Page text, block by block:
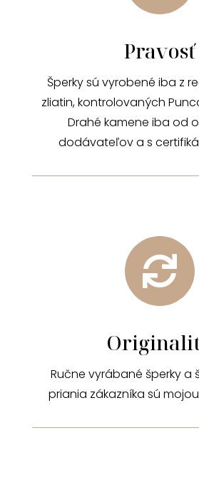
Pravosť
Šperky sú vyrobené iba z
zliatin, kontrolovaných
Drahé kamene iba od
dodávateľov a s

Ručne vyrábané šperky a
priania zákazníka sú